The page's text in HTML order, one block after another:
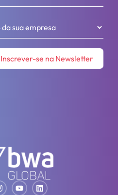
Inscrever-se na Newsletter